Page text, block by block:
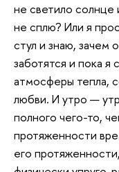
не светило
не сплю? Или я
стул и знаю, зачем
заботятся и пока
атмосферы тепла,
любви. И утро —
полного чего-то,
протяженности
его